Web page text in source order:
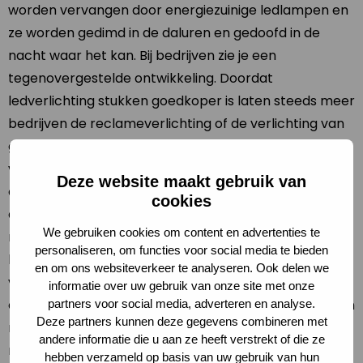
Deze website maakt gebruik van
cookies
We gebruiken cookies om content en advertenties te
personaliseren, om functies voor social media te bieden
en om ons websiteverkeer te analyseren. Ook delen we
informatie over uw gebruik van onze site met onze
partners voor social media, adverteren en analyse.
Deze partners kunnen deze gegevens combineren met
andere informatie die u aan ze heeft verstrekt of die ze
hebben verzameld op basis van uw gebruik van hun
worden vervangen door energiezuinige ledlampen en
ze worden gedimd in de daluren en gedoofd in de
nacht waar het kan. Bij bedrijven zie je een
tegenovergestelde ontwikkeling. Doordat
ledverlichting stukken goedkoper is laten steeds meer
bedrijven de reclameverlichting of de verlichting van
gebouwen de hele nacht branden. En dat is nergens
voor nodig. Je zou kunnen zeggen dat bedrijven die
om 3 uur ’s nachts nog reclame maken eigenlijk
antireclame maken. Het is gewoon zielig als je dan de
nacht moet verpesten met reclame voor
hamburgers of wasmiddelen terwijl er nog maar 1%
van de mensen langsrijdt. Een goed voorbeeld geeft
een bedrijf als Interbest: de marktleider op gebied van
reclamemasten. Op ons verzoek doven ze nu iedere
nacht alle 350 lichtmasten tussen 2 en 5 uur ’s nachts